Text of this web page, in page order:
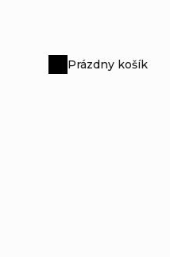
Nákupný
Prázdny košík